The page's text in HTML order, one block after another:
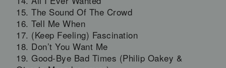
15. The Sound Of The Crowd
16. Tell Me When
17. (Keep Feeling) Fascination
18. Don’t You Want Me
19. Good-Bye Bad Times (Philip Oakey &